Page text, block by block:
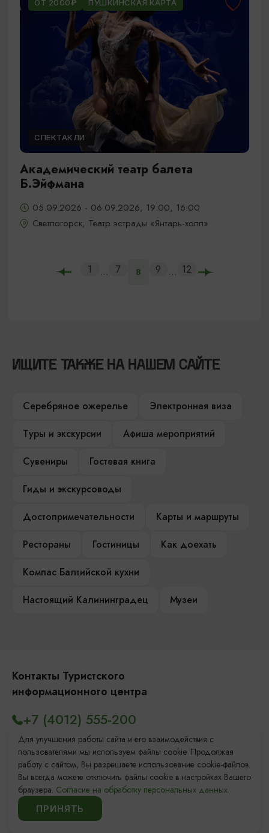
ОТ 2000₽ ПУШКИНСКАЯ КАРТА
СПЕКТАКЛИ
Академический театр балета
Б.Эйфмана
05.09.2026 - 06.09.2026, 19:00, 16:00
Светлогорск, Театр эстрады «Янтарь-холл»
1 ... 7 8 9 ... 12
ИЩИТЕ ТАКЖЕ НА НАШЕМ САЙТЕ
Серебряное ожерелье
Электронная виза
Туры и экскурсии
Афиша мероприятий
Сувениры
Гостевая книга
Гиды и экскурсоводы
Достопримечательности
Карты и маршруты
Рестораны
Гостиницы
Как доехать
Компас Балтийской кухни
Настоящий Калининградец
Музеи
Контакты Туристского
информационного центра
Площадь Победы, 1 Открыто
ул. Октябрьская, 2/3 Открыто
+7 (4012) 555-200
8 (800) 200-55-39
info@visit-kaliningrad.ru
Для улучшения работы сайта и его взаимодействия с
пользователями мы используем файлы cookie. Продолжая
работу с сайтом, Вы разрешаете использование cookie-файлов.
Вы всегда можете отключить файлы cookie в настройках Вашего
браузера. Согласие на обработку персональных данных.
ПРИНЯТЬ